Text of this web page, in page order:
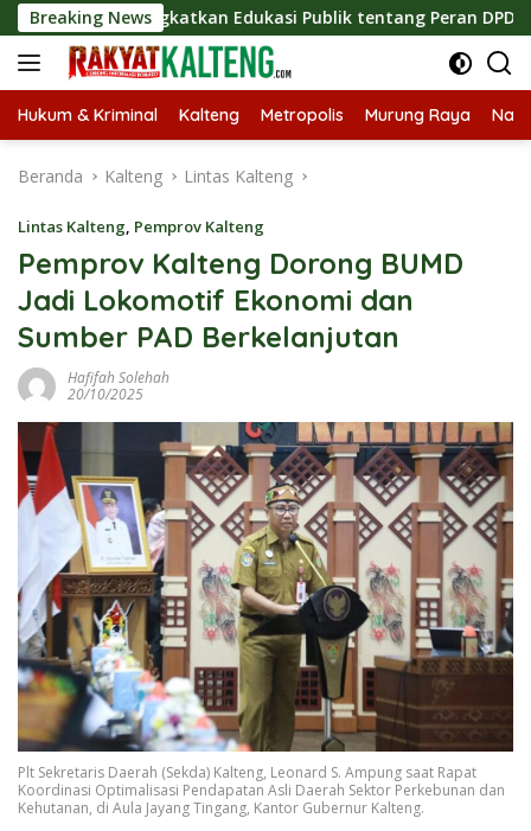
Langsung
ke
konten
Breaking NewsEdukasi Publik tentang Peran DPD RI
Hukum & Kriminal Kalteng Metropolis Murung Raya
Beranda Kalteng Lintas Kalteng
Lintas Kalteng, Pemprov Kalteng
Pemprov Kalteng Dorong BUMD
Jadi Lokomotif Ekonomi dan
Sumber PAD Berkelanjutan
Hafifah Solehah
20/10/2025
Plt Sekretaris Daerah (Sekda) Kalteng, Leonard S. Ampung saat Rapat
Koordinasi Optimalisasi Pendapatan Asli Daerah Sektor Perkebunan dan
Kehutanan, di Aula Jayang Tingang, Kantor Gubernur Kalteng.